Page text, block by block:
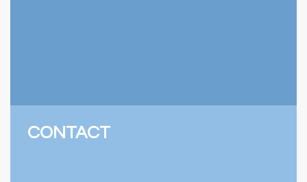
CONTACT